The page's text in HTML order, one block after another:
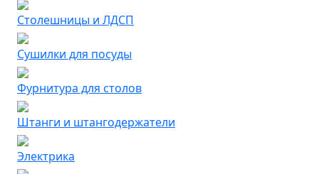
Столешницы и ЛДСП
Сушилки для посуды
Фурнитура для столов
Штанги и штангодержатели
Электрика